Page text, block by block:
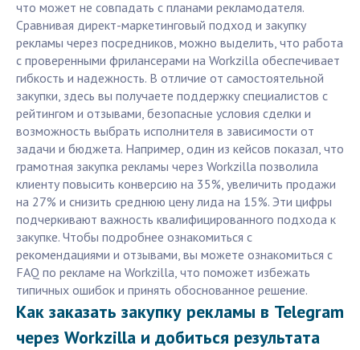
что может не совпадать с планами рекламодателя.
Сравнивая директ-маркетинговый подход и закупку
рекламы через посредников, можно выделить, что работа
с проверенными фрилансерами на Workzilla обеспечивает
гибкость и надежность. В отличие от самостоятельной
закупки, здесь вы получаете поддержку специалистов с
рейтингом и отзывами, безопасные условия сделки и
возможность выбрать исполнителя в зависимости от
задачи и бюджета. Например, один из кейсов показал, что
грамотная закупка рекламы через Workzilla позволила
клиенту повысить конверсию на 35%, увеличить продажи
на 27% и снизить среднюю цену лида на 15%. Эти цифры
подчеркивают важность квалифицированного подхода к
закупке. Чтобы подробнее ознакомиться с
рекомендациями и отзывами, вы можете ознакомиться с
FAQ по рекламе на Workzilla, что поможет избежать
типичных ошибок и принять обоснованное решение.
Как заказать закупку рекламы в Telegram
через Workzilla и добиться результата